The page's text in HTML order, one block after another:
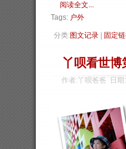
阅读全文...
Tags: 户外
分类:图文记录| 固定
丫呗看世博
作者:丫呗爸爸 日